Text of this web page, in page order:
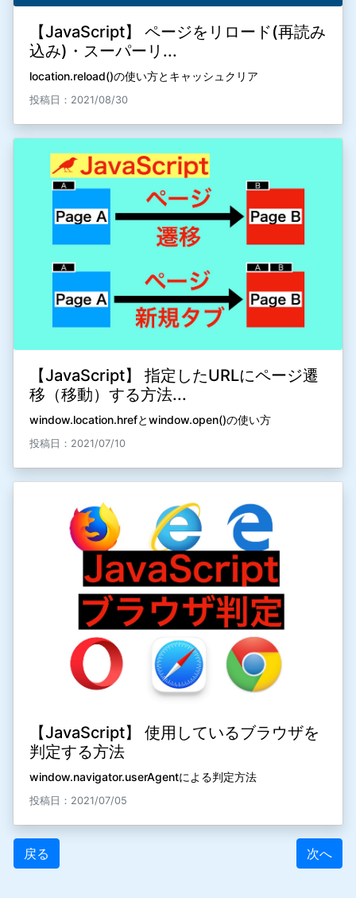
【JavaScript】 ページをリロード(再読み
込み)・スーパーリ...
location.reload()の使い方とキャッシュクリア
投稿日：2021/08/30
【JavaScript】 指定したURLにページ遷
移（移動）する方法...
window.location.hrefとwindow.open()の使い方
投稿日：2021/07/10
【JavaScript】 使用しているブラウザを
判定する方法
window.navigator.userAgentによる判定方法
投稿日：2021/07/05
戻る 次へ